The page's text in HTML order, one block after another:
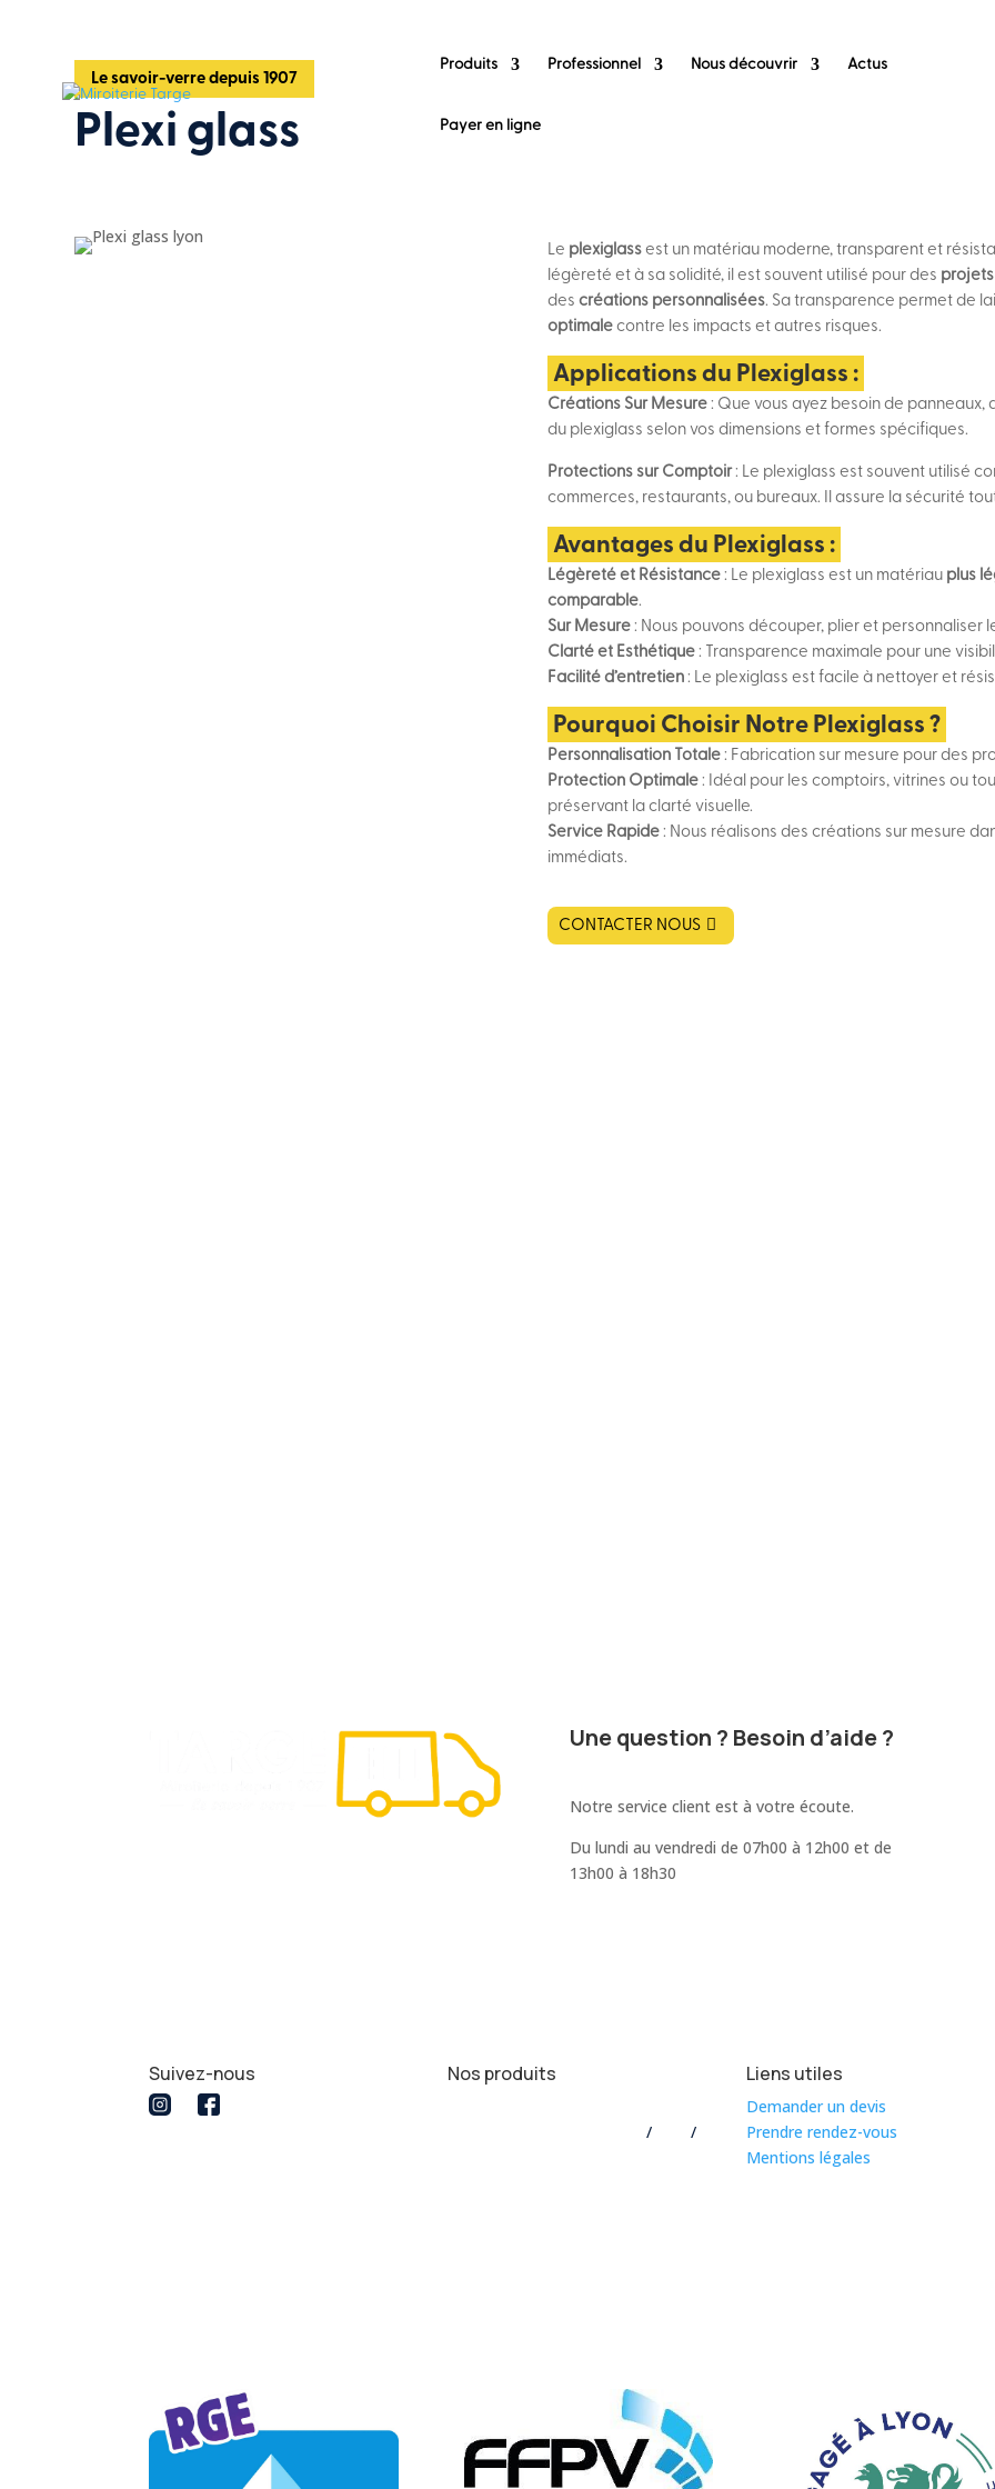
Produits Professionnel Nous découvrir Actus
Payer en ligne
Le savoir-verre depuis 1907
Plexi glass
Le plexiglassest un matériau moderne, transparent et
légèreté et à sa solidité, il est souvent utilisé pour des projets
des créations personnalisées. Sa transparence permet de
optimalecontre les impacts et autres risques.
Applications du Plexiglass :
Créations Sur Mesure : Que vous ayez besoin de
du plexiglass selon vos dimensions et formes spécifiques.
Protections sur Comptoir: Le plexiglass est souvent utilisé
commerces, restaurants, ou bureaux. Il assure la sécurité
Avantages du Plexiglass :
Légèreté et Résistance: Le plexiglass est un matériauplus
comparable.
Sur Mesure : Nous pouvons découper, plier et personnaliser
Clarté et Esthétique: Transparence maximale pour une
Facilité d’entretien : Le plexiglass est facile à nettoyer et
Pourquoi Choisir Notre Plexiglass ?
Personnalisation Totale : Fabrication sur mesure pour des
Protection Optimale: Idéal pour les comptoirs, vitrines ou
préservant la clarté visuelle.
Service Rapide: Nous réalisons des créations sur mesure
immédiats.
CONTACTER NOUS
Une question ? Besoin d’aide ?
Notre service client est à votre écoute.
Du lundi au vendredi de 07h00 à 12h00 et de
13h00 à 18h30
Suivez-nous Nos produits
/ /
Liens utiles
Demander un devis
Prendre rendez-vous
Mentions légales